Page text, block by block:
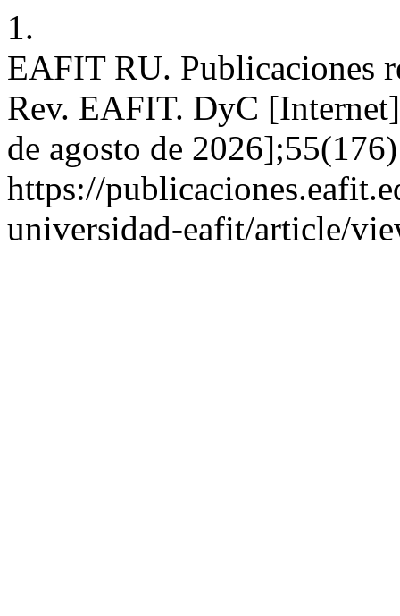
1.
EAFIT RU. Publicaciones
Rev. EAFIT. DyC
de agosto de
https://
universidad-eafit/article/